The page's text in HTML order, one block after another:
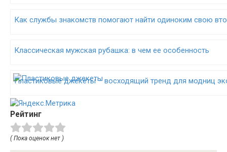
Как службы знакомств помогают найти одиноким свою
Классическая мужская рубашка: в чем ее особенность
Пластиковые джекеты – восходящий тренд для модниц
Рейтинг
( Пока оценок нет )